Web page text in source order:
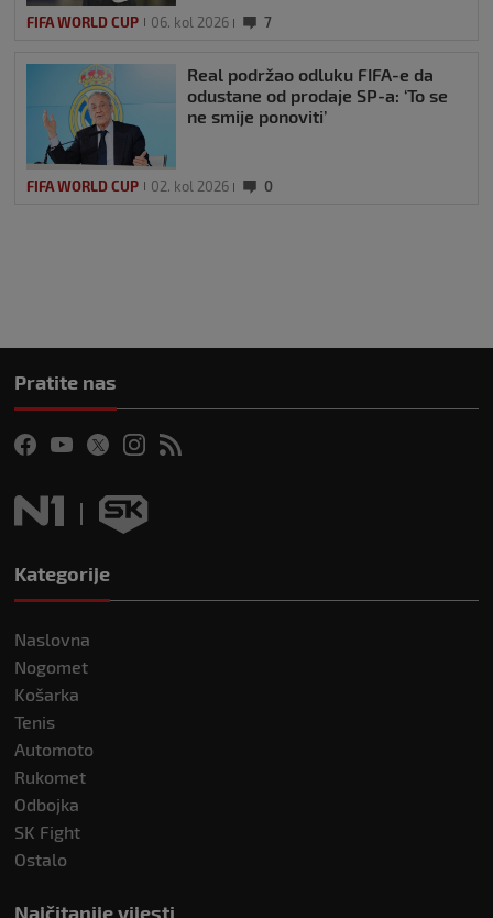
FIFA WORLD CUP 06. kol 2026 7
Real podržao odluku FIFA-e da
odustane od prodaje SP-a: ‘To se
ne smije ponoviti’
FIFA WORLD CUP 02. kol 2026 0
Pratite nas
Kategorije
Naslovna
Nogomet
Košarka
Tenis
Automoto
Rukomet
Odbojka
SK Fight
Ostalo
Najčitanije vijesti